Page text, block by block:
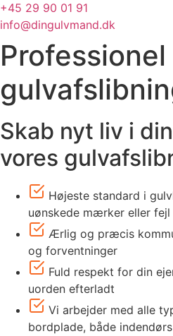
+45 29 90 01 91
info@dingulvmand.dk
Professionel
Skab nyt liv i
vores
Højeste standard i
uønskede mærker eller fejl
Ærlig og præcis
og forventninger
Fuld respekt for din
uorden efterladt
Vi arbejder med alle
bordplade, både